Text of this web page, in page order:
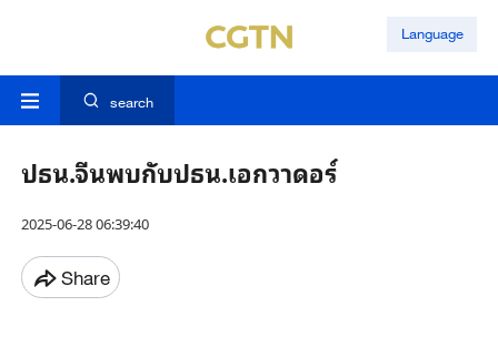
Language
search
ปธน.จีนพบกับปธน.เอกวาดอร์
2025-06-28 06:39:40
Share